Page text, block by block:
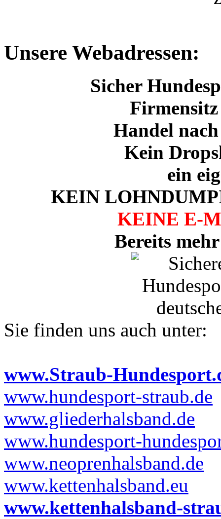
Unsere Webadressen:
Sicher
Handel
Kein
ein
KEIN
KEINE E-
Bereits
Sie finden uns auch unter:
www.Straub-
www.hundesport-straub.de
www.gliederhalsband.de
www.hundesport-
www.neoprenhalsband.de
www.kettenhalsband.eu
www.kettenhalsband-